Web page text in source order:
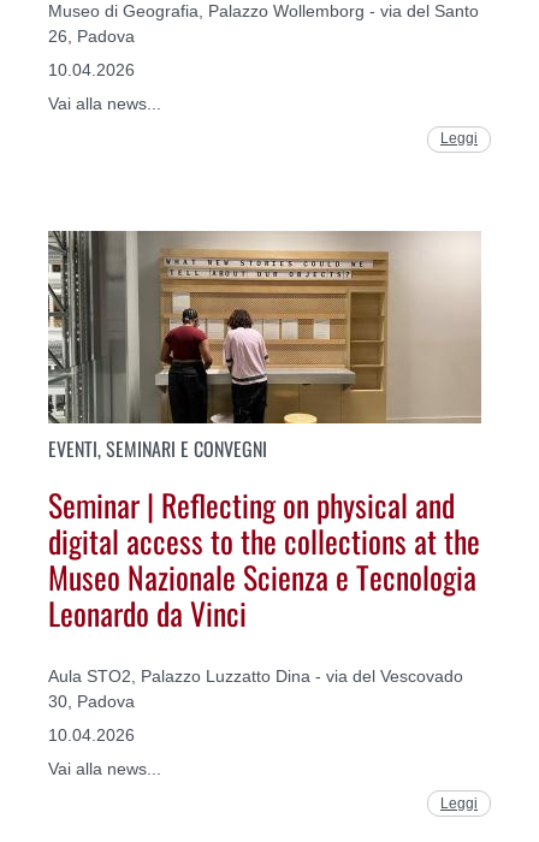
Museo di Geografia, Palazzo Wollemborg - via del Santo
26, Padova
10.04.2026
Vai alla news...
Leggi
EVENTI, SEMINARI E CONVEGNI
Seminar | Reflecting on physical and
digital access to the collections at the
Museo Nazionale Scienza e Tecnologia
Leonardo da Vinci
Aula STO2, Palazzo Luzzatto Dina - via del Vescovado
30, Padova
10.04.2026
Vai alla news...
Leggi